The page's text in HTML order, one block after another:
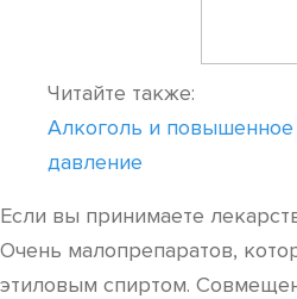
Читайте также:
Алкоголь и повышенное
давление
Если вы принимаете
Очень малопрепаратов,
этиловым спиртом.